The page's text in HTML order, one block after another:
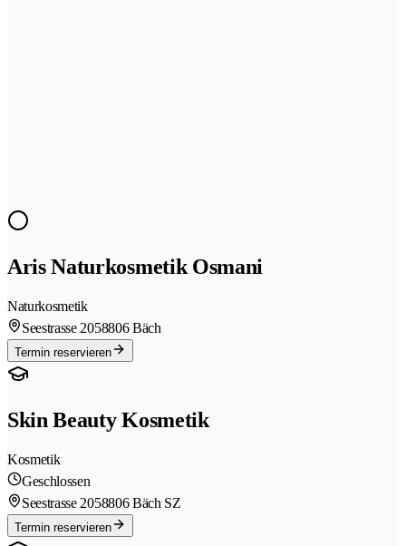
Aris Naturkosmetik Osmani
Naturkosmetik
Seestrasse 2058806 Bäch
Termin reservieren
Skin Beauty Kosmetik
Kosmetik
Geschlossen
Seestrasse 2058806 Bäch SZ
Termin reservieren